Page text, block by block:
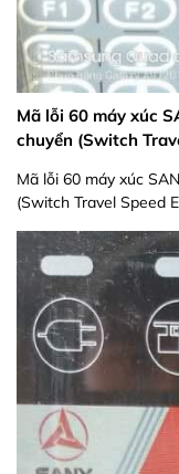
Mã lỗi 60 máy xúc
chuyển (Switch
Mã lỗi 60 máy xúc
(Switch Travel Speed